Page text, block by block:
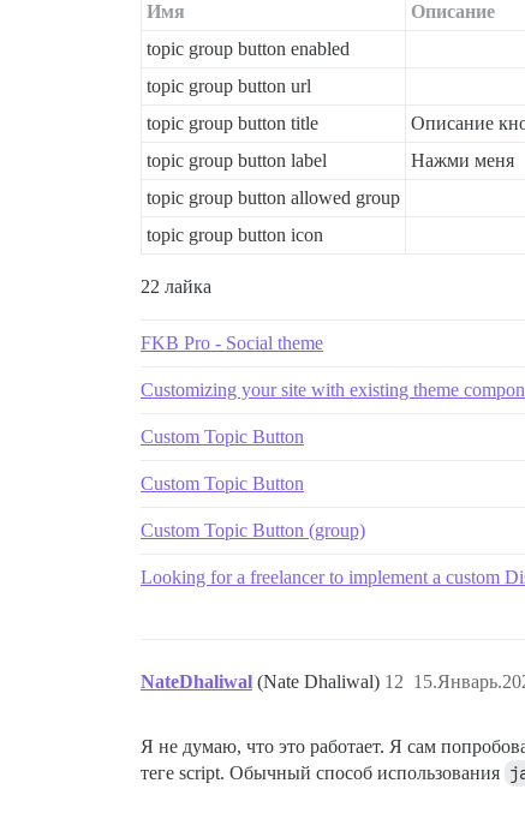
Имя
Описание
topic group button enabled
topic group button url
topic group button title
Описание
topic group button label
Нажми меня
topic group button allowed group
topic group button icon
22 лайка
FKB Pro - Social theme
Customizing your site with existing theme
Custom Topic Button
Custom Topic Button
Custom Topic Button (group)
Looking for a freelancer to implement a custom
NateDhaliwal (Nate Dhaliwal) 12
Я не думаю, что это работает. Я сам
теге script. Обычный способ использования